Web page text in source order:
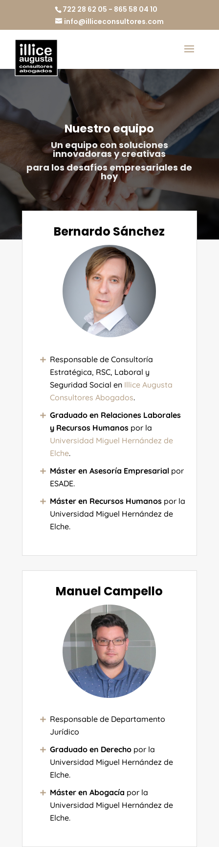
722 28 62 05 - 865 58 04 10
info@illiceconsultores.com
Nuestro equipo
Un equipo con soluciones
innovadoras y creativas
para los desafíos empresariales de
hoy
Bernardo Sánchez
Responsable de Consultoría
Estratégica, RSC, Laboral y
Seguridad Social en Illice Augusta
Consultores Abogados.
Graduado en Relaciones Laborales
y Recursos Humanospor la
Universidad Miguel Hernández de
Elche.
Máster en Asesoría Empresarialpor
ESADE.
Máster en Recursos Humanospor la
Universidad Miguel Hernández de
Elche.
Manuel Campello
Responsable de Departamento
Jurídico
Graduado en Derechopor la
Universidad Miguel Hernández de
Elche.
Máster en Abogacía por la
Universidad Miguel Hernández de
Elche.